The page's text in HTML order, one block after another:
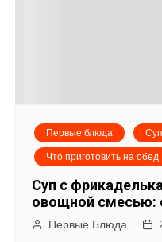
м
Первые блюда
Что приготовить на обед
Суп с
овощной смесью:
Первые Блюда